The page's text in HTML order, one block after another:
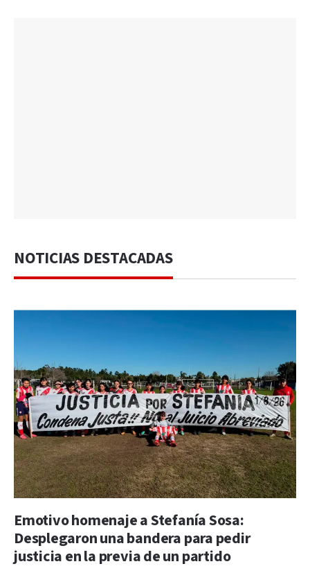
NOTICIAS DESTACADAS
Emotivo homenaje a Stefanía Sosa:
Desplegaron una bandera para pedir
justicia en la previa de un partido